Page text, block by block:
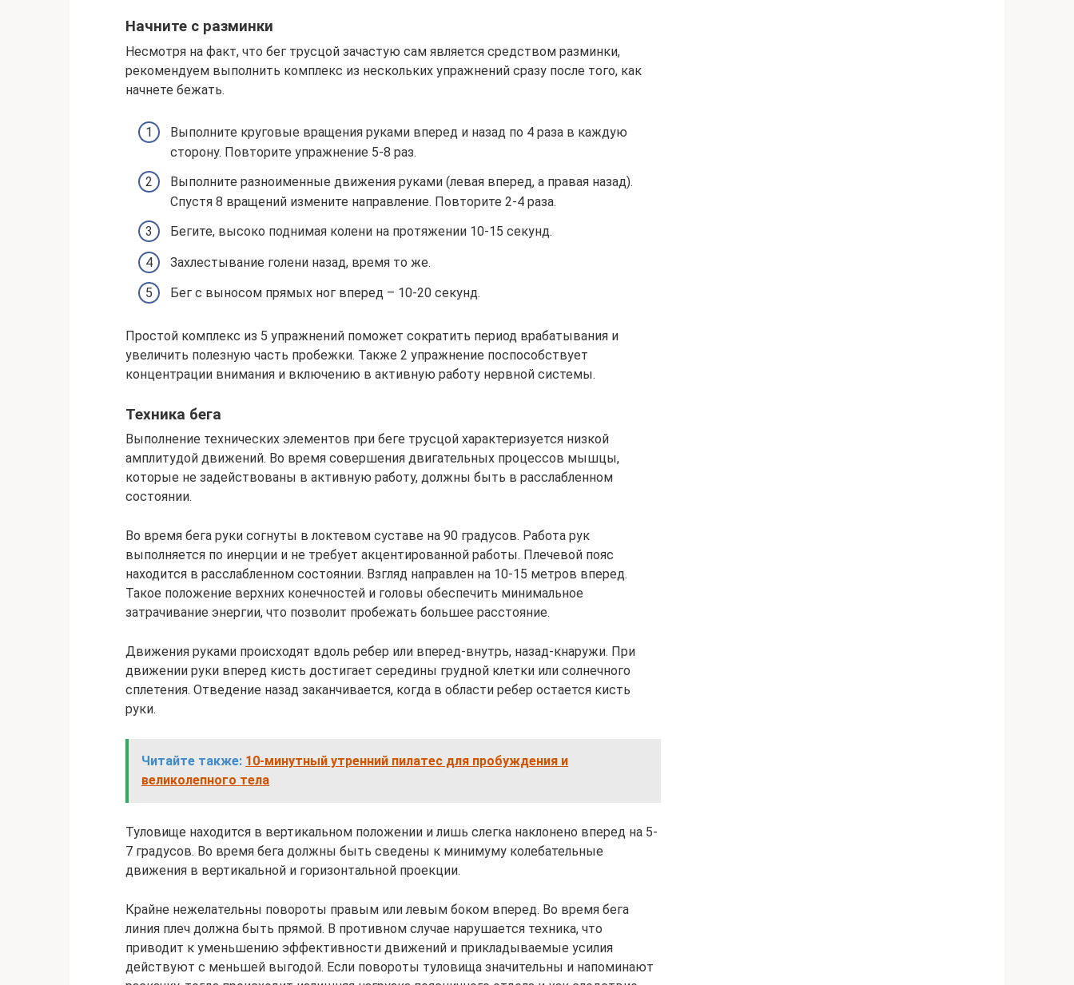
Начните с разминки
Несмотря на факт, что бег трусцой зачастую сам является средством разминки,
рекомендуем выполнить комплекс из нескольких упражнений сразу после того, как
начнете бежать.
Выполните круговые вращения руками вперед и назад по 4 раза в каждую
сторону. Повторите упражнение 5-8 раз.
Выполните разноименные движения руками (левая вперед, а правая назад).
Спустя 8 вращений измените направление. Повторите 2-4 раза.
Бегите, высоко поднимая колени на протяжении 10-15 секунд.
Захлестывание голени назад, время то же.
Бег с выносом прямых ног вперед – 10-20 секунд.
Простой комплекс из 5 упражнений поможет сократить период врабатывания и
увеличить полезную часть пробежки. Также 2 упражнение поспособствует
концентрации внимания и включению в активную работу нервной системы.
Техника бега
Выполнение технических элементов при беге трусцой характеризуется низкой
амплитудой движений. Во время совершения двигательных процессов мышцы,
которые не задействованы в активную работу, должны быть в расслабленном
состоянии.
Во время бега руки согнуты в локтевом суставе на 90 градусов. Работа рук
выполняется по инерции и не требует акцентированной работы. Плечевой пояс
находится в расслабленном состоянии. Взгляд направлен на 10-15 метров вперед.
Такое положение верхних конечностей и головы обеспечить минимальное
затрачивание энергии, что позволит пробежать большее расстояние.
Движения руками происходят вдоль ребер или вперед-внутрь, назад-кнаружи. При
движении руки вперед кисть достигает середины грудной клетки или солнечного
сплетения. Отведение назад заканчивается, когда в области ребер остается кисть
руки.
Читайте также: 10-минутный утренний пилатес для пробуждения и
великолепного тела
Туловище находится в вертикальном положении и лишь слегка наклонено вперед на 5-
7 градусов. Во время бега должны быть сведены к минимуму колебательные
движения в вертикальной и горизонтальной проекции.
Крайне нежелательны повороты правым или левым боком вперед. Во время бега
линия плеч должна быть прямой. В противном случае нарушается техника, что
приводит к уменьшению эффективности движений и прикладываемые усилия
действуют с меньшей выгодой. Если повороты туловища значительны и напоминают